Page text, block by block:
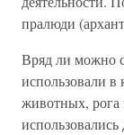
пралюди
Вряд ли можно
использовали в
животных,